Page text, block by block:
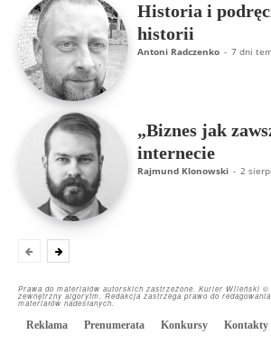
Historia i
historii
Antoni Radczenko - 7 dni
„Biznes jak
internecie
Rajmund Klonowski - 2
Prawa do materiałów autorskich zastrzeżone. Kurier Wileński
zewnętrzny algorytm. Redakcja zastrzega prawo do
materiałów nadesłanych.
Reklama Prenumerata Konkursy Kontakty